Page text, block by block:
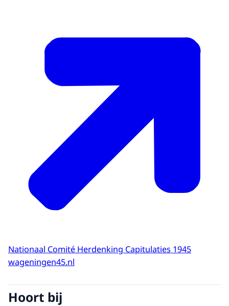
Nationaal Comité Herdenking Capitulaties 1945
wageningen45.nl
Hoort bij